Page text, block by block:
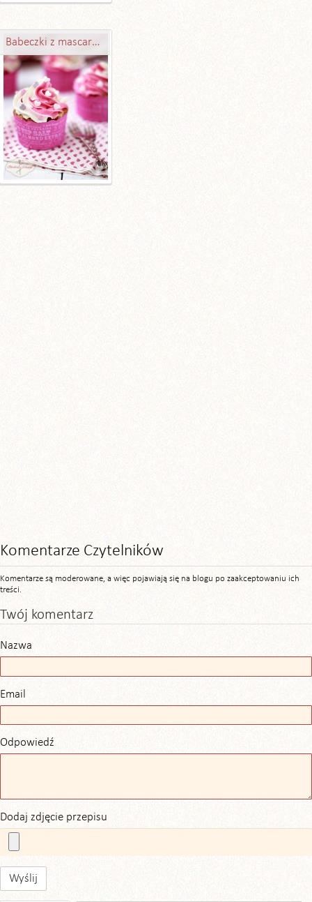
Babeczki z mascarpone i konfiturą
Komentarze Czytelników
Komentarze są moderowane, a więc pojawiają się na blogu po zaakceptowaniu ich
treści.
Twój komentarz
Nazwa
Email
Odpowiedź
Dodaj zdjęcie przepisu
Wyślij